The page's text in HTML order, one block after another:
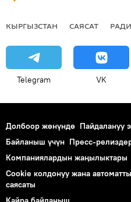
КЫРГЫЗСТАН САЯСАТ
Telegram VK
Долбоор жөнүндө Пайдалануу
Байланыш үчүн Пресс-
Компаниялардын жаңылыктары
Cookie колдонуу жана
саясаты